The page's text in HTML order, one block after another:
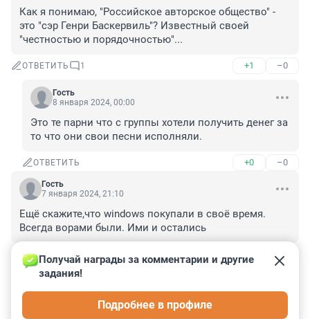
Как я понимаю, "Российское авторское общество" -
это "сэр Генри Баскервиль"? Известный своей
"честностью и порядочностью"...
ОТВЕТИТЬ 1 +1 –0
Гость
8 января 2024, 00:00
Это те парни что с группы хотели получить денег за
то что они свои песни исполняли.
ОТВЕТИТЬ +0 –0
Гость
7 января 2024, 21:10
Ещё скажите,что windows покупали в своё время.
Всегда ворами были. Ими и остались
ОТВЕТИТЬ –0
Гость
Хроники психбольницы.
Получай награды за комментарии и другие
задания!
Подробнее в профиле